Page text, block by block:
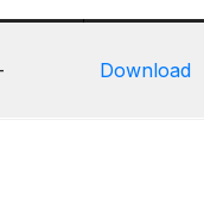
Download